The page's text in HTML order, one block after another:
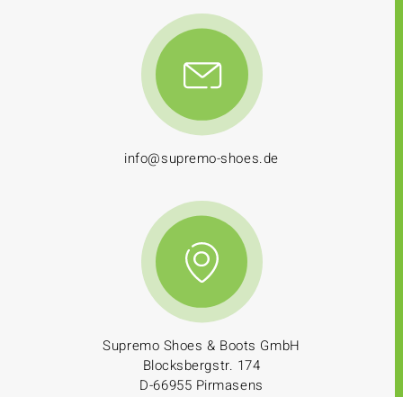
info@supremo-shoes.de
Supremo Shoes & Boots GmbH
Blocksbergstr. 174
D-66955 Pirmasens